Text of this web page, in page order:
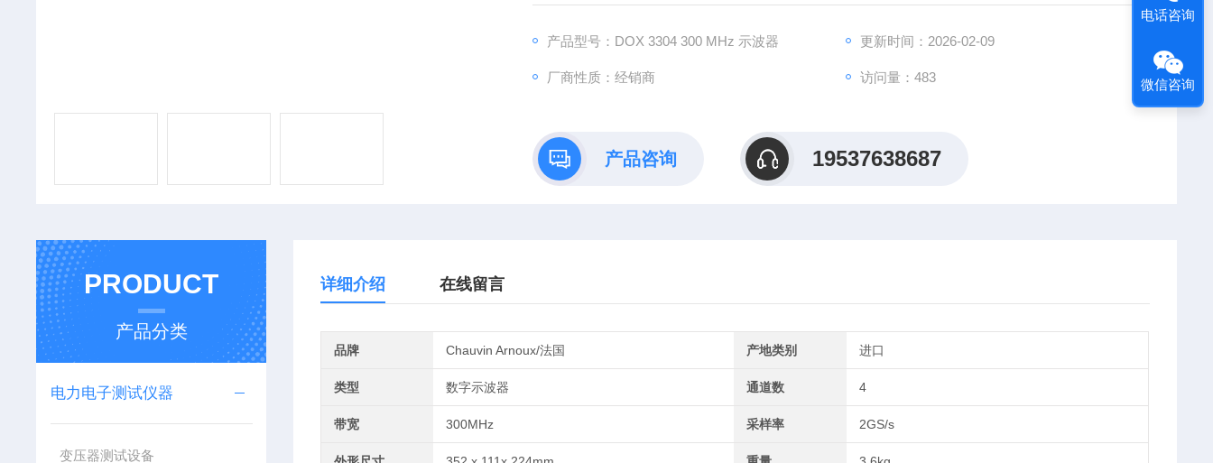
产品型号：DOX 3304 300 MHz 示波器
更新时间：2026-02-09
厂商性质：经销商 访问量：483
产品咨询 19537638687
PRODUCT
产品分类
电力电子测试仪器
变压器测试设备
详细介绍 在线留言
品牌 Chauvin Arnoux/法国 产地类别 进口
类型 数字示波器 通道数 4
带宽 300MHz 采样率 2GS/s
电话咨询
微信咨询